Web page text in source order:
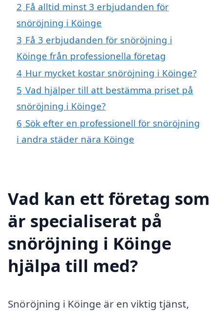
2 Få alltid minst 3 erbjudanden för
snöröjning i Köinge
3 Få 3 erbjudanden för snöröjning i
Köinge från professionella företag
4 Hur mycket kostar snöröjning i Köinge?
5 Vad hjälper till att bestämma priset på
snöröjning i Köinge?
6 Sök efter en professionell för snöröjning
i andra städer nära Köinge
Vad kan ett företag som
är specialiserat på
snöröjning i Köinge
hjälpa till med?
Snöröjning i Köinge är en viktig tjänst,